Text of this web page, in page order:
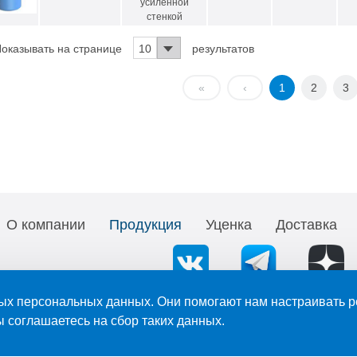
усиленной
стенкой
« ‹ 1 2 3
на странице 10 результатов
О компании Продукция Уценка Доставка
ООО «АНИОН». Ссылка при копировании, цитировании,
персональных данных. Они помогают нам настраивать
на сбор таких данных.